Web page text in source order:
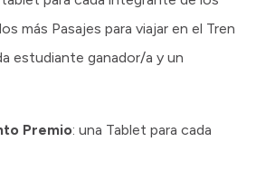
más Pasajes para viajar en el Tren
estudiante ganador/a y un
Premio: una Tablet para cada